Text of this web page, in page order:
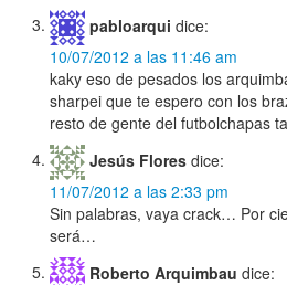
pabloarqui dice:
10/07/2012 a las 11:46 am
kaky eso de pesados los
sharpei que te espero con los
resto de gente del futbolchapas
Jesús Flores dice:
11/07/2012 a las 2:33 pm
Sin palabras, vaya crack… Por
será…
Roberto Arquimbau dice: